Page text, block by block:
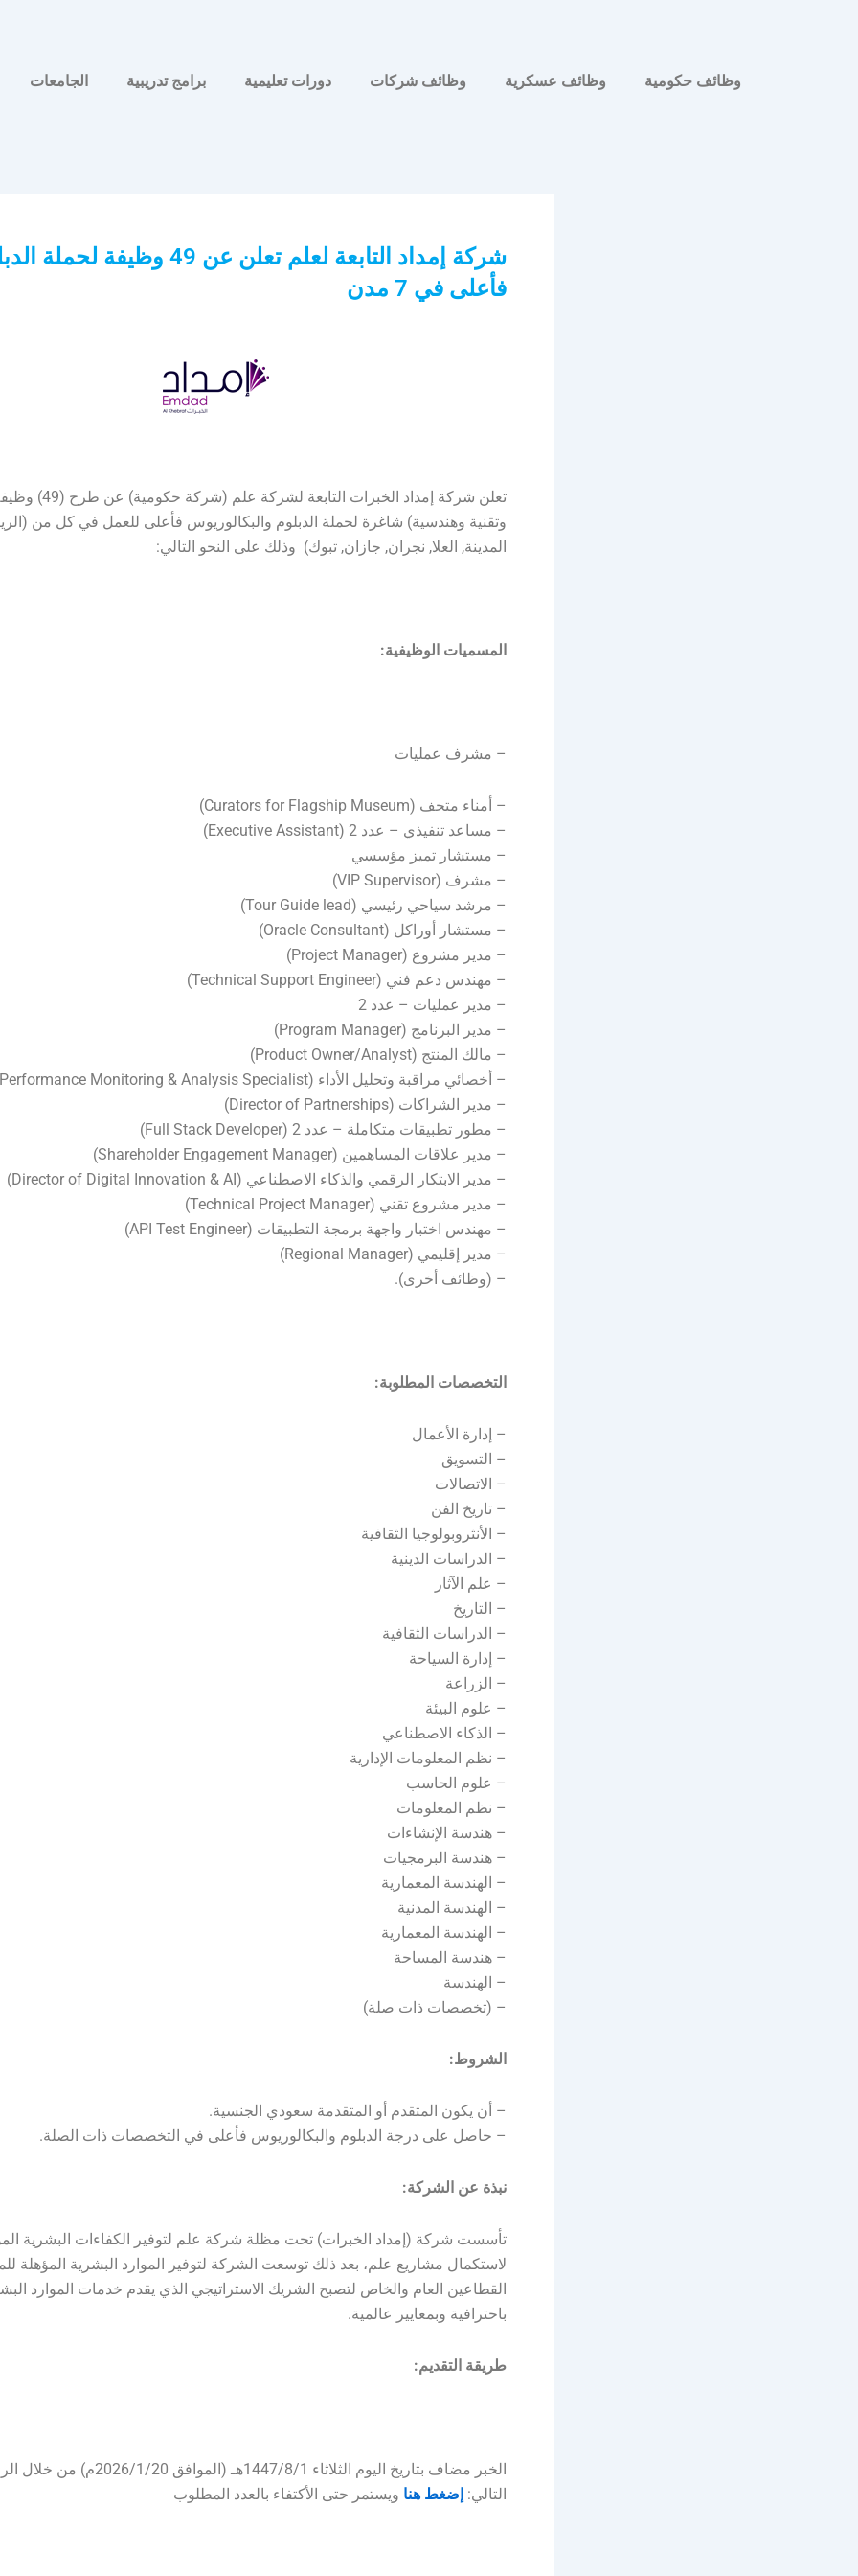
وظائف حكومية وظائف عسكرية وظائف شركات دورات تعليمية برامج تدريبية الجامعات
شركة إمداد التابعة لعلم تعلن عن 49 وظيفة
فأعلى في 7 مدن
تعلن شركة إمداد الخبرات التابعة
وتقنية وهندسية) شاغرة لحملة الدبلوم والبكالوريوس فأعلى للعمل في كل من
المدينة, العلا, نجران, جازان, تبوك) وذلك على النحو التالي:
المسميات الوظيفية:
– مشرف عمليات
– أمناء متحف (Curators for Flagship Museum)
– مساعد تنفيذي – عدد 2 (Executive Assistant)
– مستشار تميز مؤسسي
– مشرف (VIP Supervisor)
– مرشد سياحي رئيسي (Tour Guide lead)
– مستشار أوراكل (Oracle Consultant)
– مدير مشروع (Project Manager)
– مهندس دعم فني (Technical Support Engineer)
– مدير عمليات – عدد 2
– مدير البرنامج (Program Manager)
– مالك المنتج (Product Owner/Analyst)
– أخصائي مراقبة وتحليل الأداء (Performance Monitoring & Analysis Specialist)
– مدير الشراكات (Director of Partnerships)
– مطور تطبيقات متكاملة – عدد 2 (Full Stack Developer)
– مدير علاقات المساهمين (Shareholder Engagement Manager)
– مدير الابتكار الرقمي والذكاء الاصطناعي (Director of Digital Innovation & AI)
– مدير مشروع تقني (Technical Project Manager)
– مهندس اختبار واجهة برمجة التطبيقات (API Test Engineer)
– مدير إقليمي (Regional Manager)
– (وظائف أخرى).
التخصصات المطلوبة:
– إدارة الأعمال
– التسويق
– الاتصالات
– تاريخ الفن
– الأنثروبولوجيا الثقافية
– الدراسات الدينية
– علم الآثار
– التاريخ
– الدراسات الثقافية
– إدارة السياحة
– الزراعة
– علوم البيئة
– الذكاء الاصطناعي
– نظم المعلومات الإدارية
– علوم الحاسب
– نظم المعلومات
– هندسة الإنشاءات
– هندسة البرمجيات
– الهندسة المعمارية
– الهندسة المدنية
– الهندسة المعمارية
– هندسة المساحة
– الهندسة
– (تخصصات ذات صلة)
الشروط:
– أن يكون المتقدم أو المتقدمة سعودي الجنسية.
– حاصل على درجة الدبلوم والبكالوريوس فأعلى في التخصصات ذات الصلة.
نبذة عن الشركة:
تأسست شركة (إمداد الخبرات) تحت مظلة شركة علم لتوفير الكفاءات البشرية
لاستكمال مشاريع علم، بعد ذلك توسعت الشركة لتوفير الموارد البشرية المؤهلة
القطاعين العام والخاص لتصبح الشريك الاستراتيجي الذي يقدم خدمات الموارد
باحترافية وبمعايير عالمية.
طريقة التقديم:
الخبر مضاف بتاريخ اليوم الثلاثاء 1447/8/1هـ (الموافق 2026/1/
التالي: إضغط هنا ويستمر حتى الأكتفاء بالعدد المطلوب